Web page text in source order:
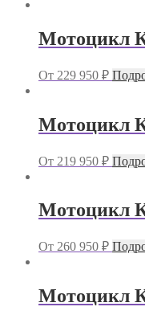
Мотоцикл
От 229 950 ₽
Мотоцикл
От 219 950 ₽
Мотоцикл
От 260 950 ₽
Мотоцикл